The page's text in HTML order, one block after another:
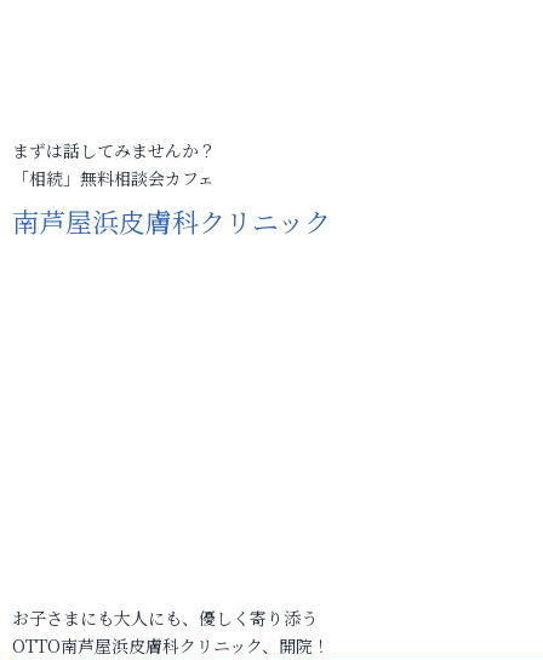
まずは話してみませんか？
「相続」無料相談会カフェ
南芦屋浜皮膚科クリニック
お子さまにも大人にも、優しく寄り添う
OTTO南芦屋浜皮膚科クリニック、開院！